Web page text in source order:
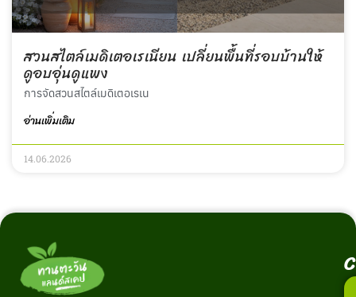
สวนสไตล์เมดิเตอเรเนียน เปลี่ยนพื้นที่รอบบ้านให้
ดูอบอุ่นดูแพง
การจัดสวนสไตล์เมดิเตอเรเน
อ่านเพิ่มเติม
14.06.2026